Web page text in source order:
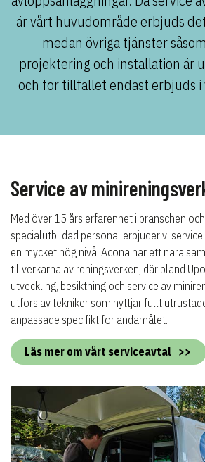
är vårt huvudområde erbjuds
medan övriga tjänster
projektering och installation är
och för tillfället endast erbjuds i
Service av
Med över 15 års erfarenhet i branschen
specialutbildad personal erbjuder vi
en mycket hög nivå. Acona har ett nära
tillverkarna av reningsverken, däribland
utveckling, besiktning och service av
utförs av tekniker som nyttjar fullt
anpassade specifikt för ändamålet.
Läs mer om vårt serviceavtal